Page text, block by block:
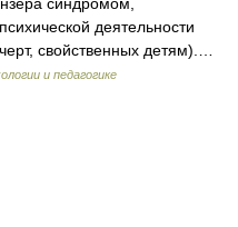
деятельности
свойственных детям).…
и педагогике